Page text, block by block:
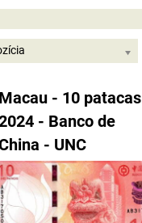
Macau - 10 patacas
- Banco de
- UNC